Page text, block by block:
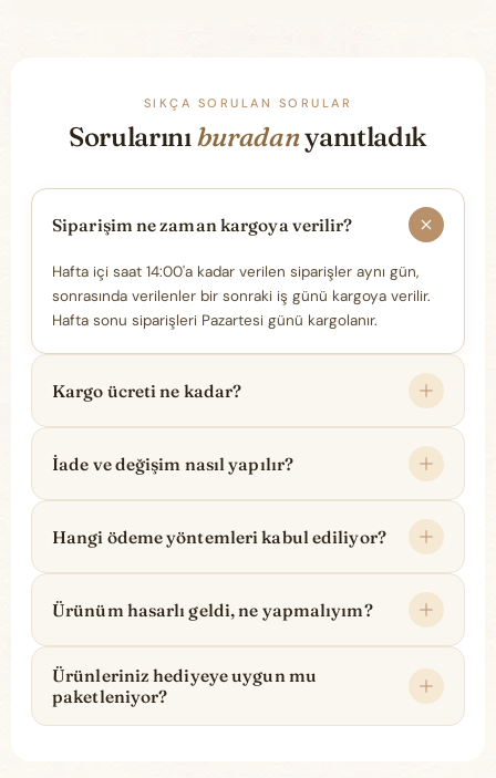
SIKÇA SORULAN SORULAR
Sorularınıburadanyanıtladık
Siparişim ne zaman kargoya verilir?
Hafta içi saat 14:00'a kadar verilen siparişler aynı gün,
sonrasında verilenler bir sonraki iş günü kargoya verilir.
Hafta sonu siparişleri Pazartesi günü kargolanır.
Kargo ücreti ne kadar?
İade ve değişim nasıl yapılır?
Hangi ödeme yöntemleri kabul ediliyor?
Ürünüm hasarlı geldi, ne yapmalıyım?
Ürünleriniz hediyeye uygun mu
paketleniyor?